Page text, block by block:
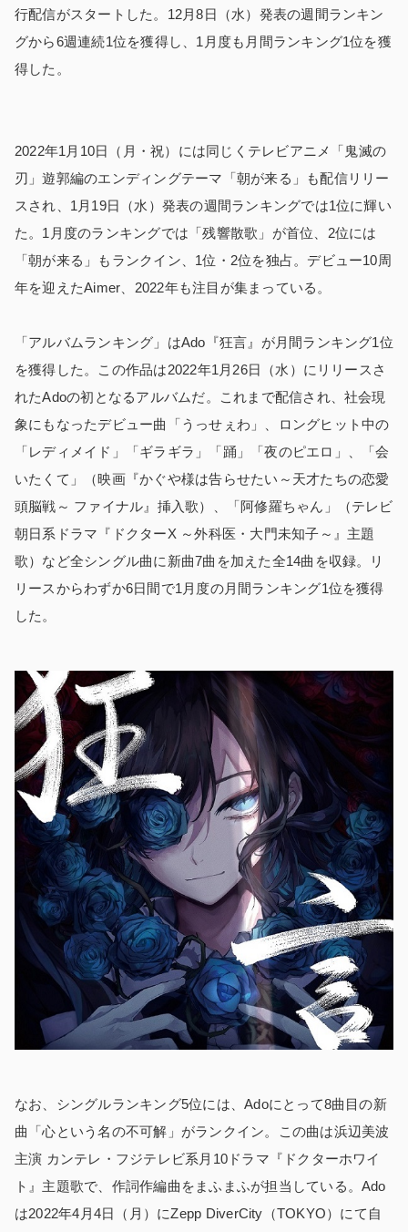
行配信がスタートした。12月8日（水）発表の週間ランキン
グから6週連続1位を獲得し、1月度も月間ランキング1位を獲
得した。
2022年1月10日（月・祝）には同じくテレビアニメ「鬼滅の
刃」遊郭編のエンディングテーマ 「朝が来る」
も配信リリー
スされ、1月19日（水）発表の週間ランキングでは1位に輝い
た。1月度のランキングでは「残響散歌」が首位、2位には
「朝が来る」もランクイン、1位・2位を独占。デビュー10周
年を迎えたAimer、2022年も注目が集まっている。
「アルバムランキング」はAdo『狂言』が月間ランキング1位
を獲得 した。この作品は2022年1月26日（水）にリリースさ
れたAdoの初となるアルバムだ。これまで配信され、社会現
象にもなったデビュー曲
「うっせぇわ」
、ロングヒット中の
「レディメイド」「ギラギラ」「踊」「夜のピエロ」、「会
いたくて」
（映画『かぐや様は告らせたい～天才たちの恋愛
頭脳戦～ ファイナル』挿入歌）、
「阿修羅ちゃん」
（テレビ
朝日系ドラマ『ドクターX ～外科医・大門未知子～』主題
歌）など全シングル曲に新曲7曲を加えた全14曲を収録。リ
リースからわずか6日間で1月度の月間ランキング1位を獲得
した。
なお、シングルランキング5位には、Adoにとって8曲目の新
曲
「心という名の不可解」 がランクイン。この曲は浜辺美波
主演 カンテレ・フジテレビ系月10ドラマ『ドクターホワイ
ト』主題歌で、作詞作編曲をまふまふが担当している。Ado
は2022年4⽉4⽇（月）にZepp DiverCity（TOKYO）にて自